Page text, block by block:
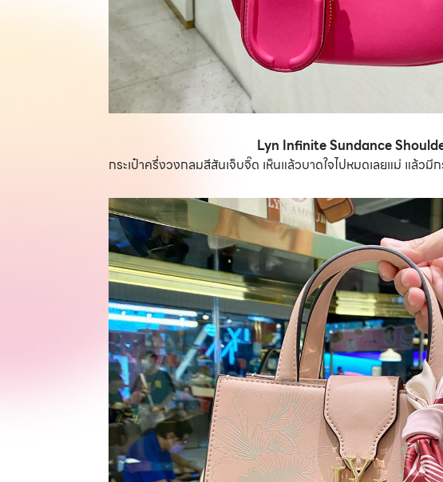
Lyn Infinite Sundance
กระเป๋าครึ่งวงกลมสีสันเจ็บจิ๊ด เห็นแล้วบาดใจไปหมดเลยแม่ แล้ว